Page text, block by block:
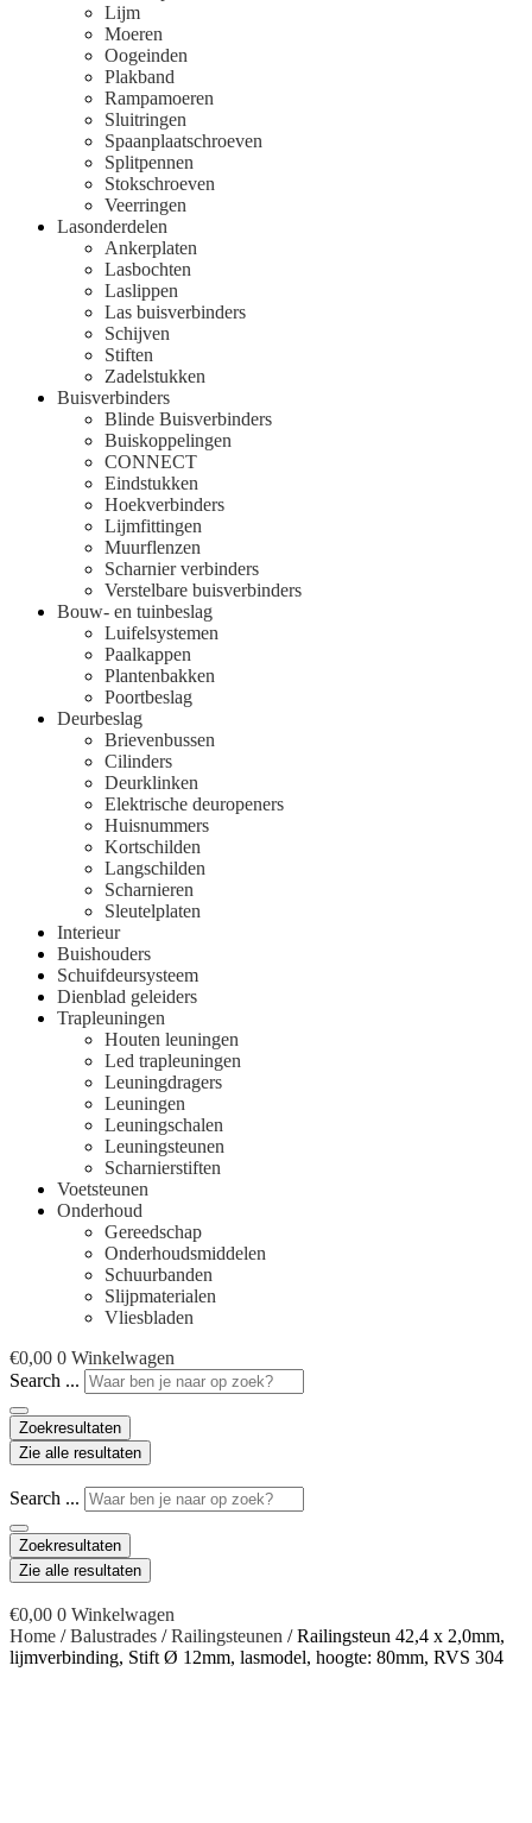
Lijm
Moeren
Oogeinden
Plakband
Rampamoeren
Sluitringen
Spaanplaatschroeven
Splitpennen
Stokschroeven
Veerringen
Lasonderdelen
Ankerplaten
Lasbochten
Laslippen
Las buisverbinders
Schijven
Stiften
Zadelstukken
Buisverbinders
Blinde Buisverbinders
Buiskoppelingen
CONNECT
Eindstukken
Hoekverbinders
Lijmfittingen
Muurflenzen
Scharnier verbinders
Verstelbare buisverbinders
Bouw- en tuinbeslag
Luifelsystemen
Paalkappen
Plantenbakken
Poortbeslag
Deurbeslag
Brievenbussen
Cilinders
Deurklinken
Elektrische deuropeners
Huisnummers
Kortschilden
Langschilden
Scharnieren
Sleutelplaten
Interieur
Buishouders
Schuifdeursysteem
Dienblad geleiders
Trapleuningen
Houten leuningen
Led trapleuningen
Leuningdragers
Leuningen
Leuningschalen
Leuningsteunen
Scharnierstiften
Voetsteunen
Onderhoud
Gereedschap
Onderhoudsmiddelen
Schuurbanden
Slijpmaterialen
Vliesbladen
€0,00 0 Winkelwagen
Search ...
Zoekresultaten
Zie alle resultaten
Search ...
Zoekresultaten
Zie alle resultaten
€0,00 0 Winkelwagen
Home /Balustrades /Railingsteunen / Railingsteun 42,4 x 2,0mm,
lijmverbinding, Stift Ø 12mm, lasmodel, hoogte: 80mm, RVS 304